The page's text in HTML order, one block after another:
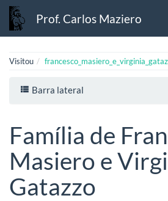
Prof. Carlos Maziero
Visitou
Barra lateral
Família de
Masiero e
Gatazzo